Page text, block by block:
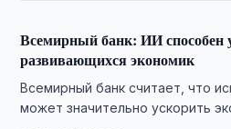
Всемирный банк: ИИ способен
развивающихся экономик
Всемирный банк считает, что
может значительно ускорить